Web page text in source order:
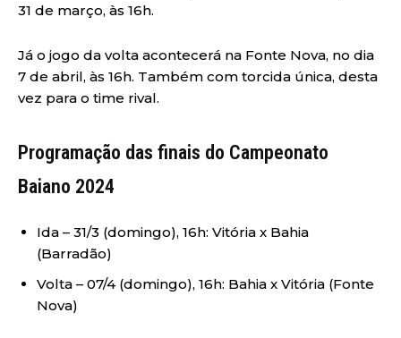
31 de março, às 16h.
Já o jogo da volta acontecerá na Fonte Nova, no dia
7 de abril, às 16h. Também com torcida única, desta
vez para o time rival.
Programação das finais do Campeonato
Baiano 2024
Ida – 31/3 (domingo), 16h: Vitória x Bahia
(Barradão)
Volta – 07/4 (domingo), 16h: Bahia x Vitória (Fonte
Nova)